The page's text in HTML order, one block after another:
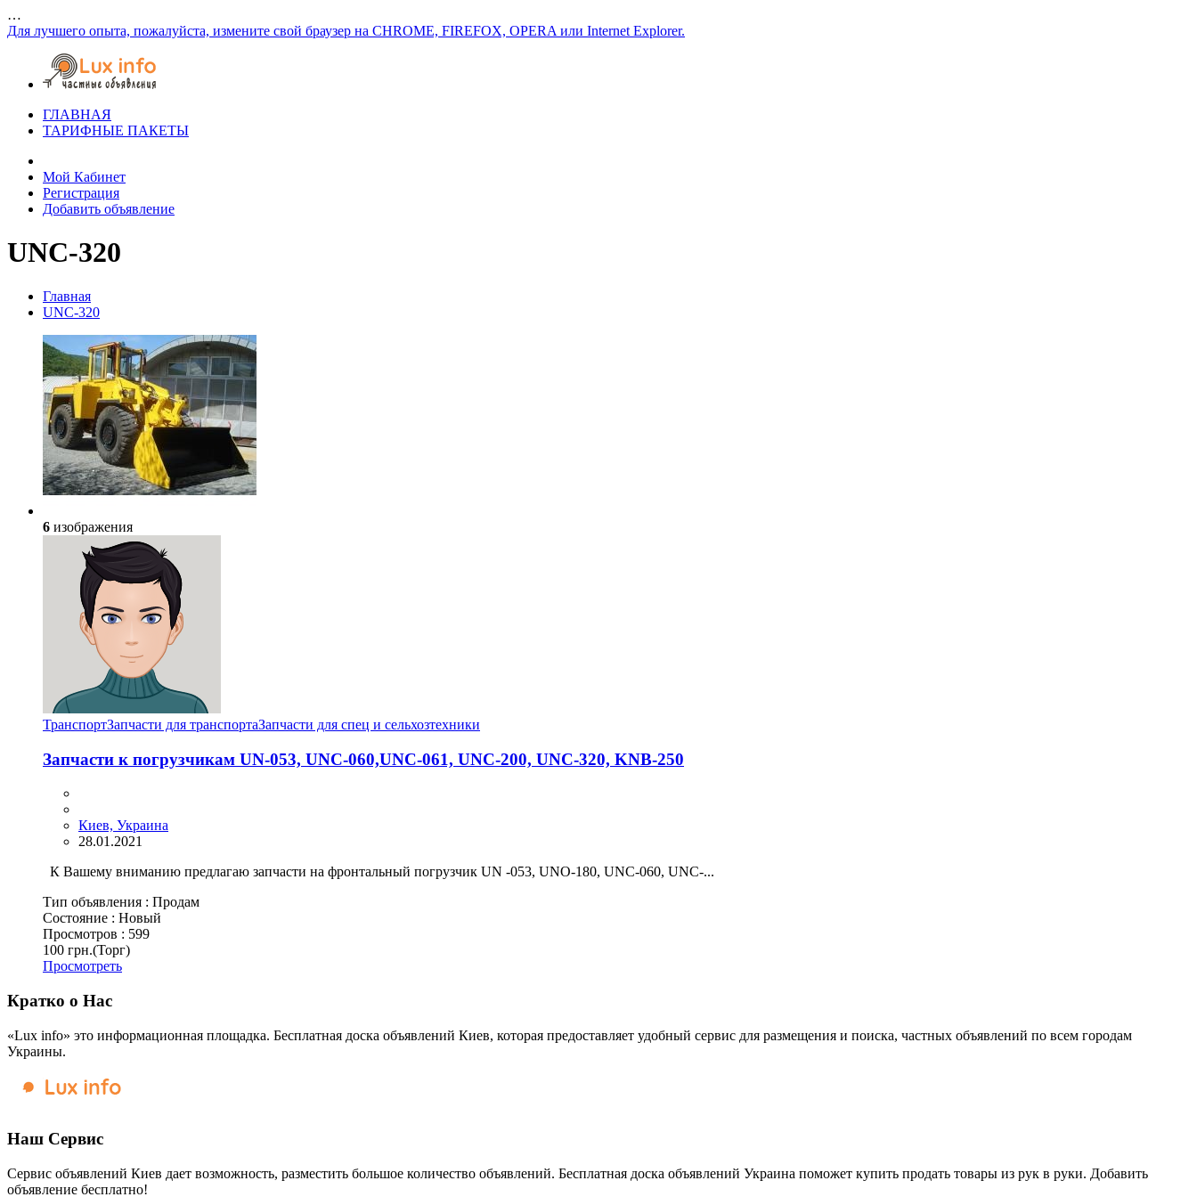
…
Для лучшего опыта, пожалуйста, измените свой браузер на CHROME, FIREFOX, OPERA или Internet Explorer.
ГЛАВНАЯ
ТАРИФНЫЕ ПАКЕТЫ
Мой Кабинет
Регистрация
Добавить объявление
UNC-320
Главная
UNC-320
6 изображения
ТранспортЗапчасти для транспортаЗапчасти для спец и сельхозтехники
Запчасти к погрузчикам UN-053, UNC-060,UNC-061, UNC-200, UNC-320, KNB-250
Киев, Украина
28.01.2021
К Вашему вниманию предлагаю запчасти на фронтальный погрузчик UN -053, UNO-180, UNC-060, UNC-...
Тип объявления : Продам
Состояние : Новый
Просмотров : 599
100 грн.(Торг)
Просмотреть
Кратко о Нас
«Lux info» это информационная площадка. Бесплатная доска объявлений Киев, которая предоставляет удобный сервис для размещения и поиска, частных объявлений по всем городам
Украины.
Наш Сервис
Сервис объявлений Киев дает возможность, разместить большое количество объявлений. Бесплатная доска объявлений Украина поможет купить продать товары из рук в руки. Добавить
объявление бесплатно!